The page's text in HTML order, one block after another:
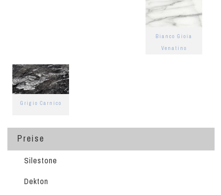
Bianco Gioia
Venatino
Grigio Carnico
Preise
Silestone
Dekton